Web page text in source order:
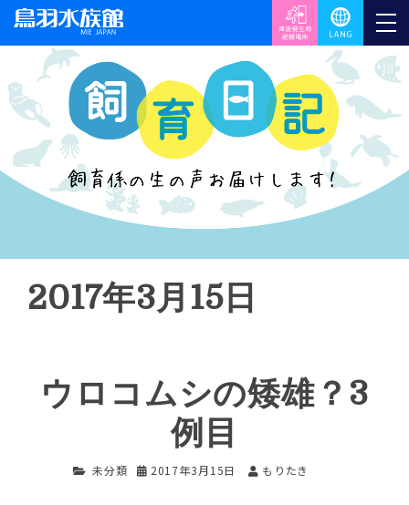
2017年3月15日
ウロコムシの矮雄？3
例目
未分類 2017年3月15日 もりたき